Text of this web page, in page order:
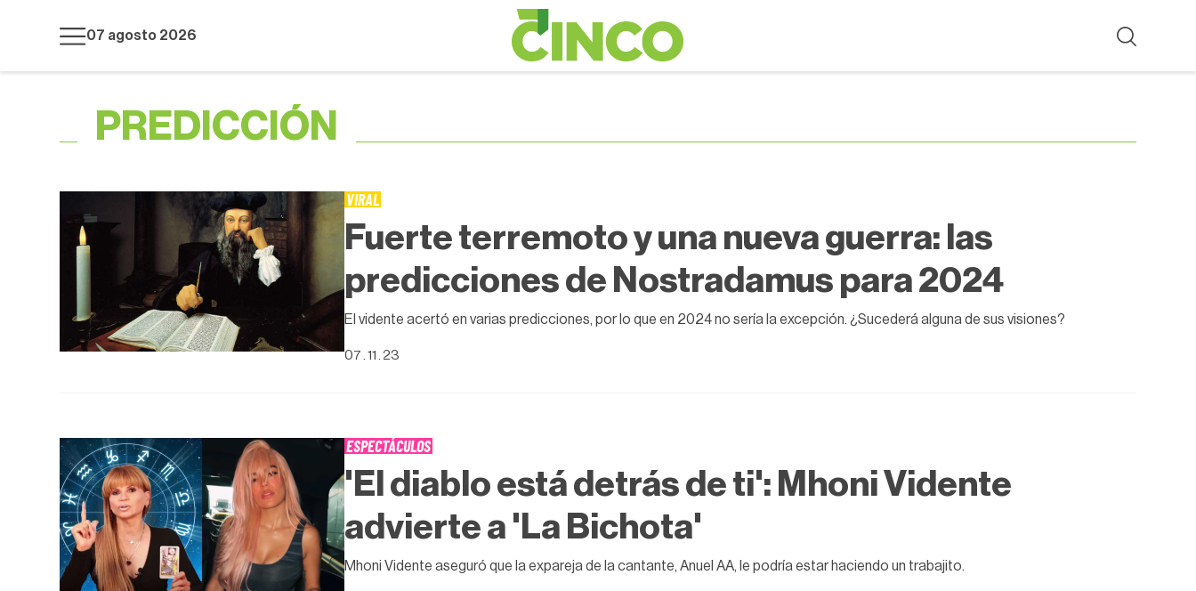
07 agosto 2026
PREDICCIÓN
VIRAL
Fuerte terremoto y una nueva guerra: las
predicciones de Nostradamus para 2024
El vidente acertó en varias predicciones, por lo que en 2024 no sería la excepción. ¿Sucederá alguna de sus visiones?
07 . 11 . 23
ESPECTÁCULOS
'El diablo está detrás de ti': Mhoni Vidente
advierte a 'La Bichota'
Mhoni Vidente aseguró que la expareja de la cantante, Anuel AA, le podría estar haciendo un trabajito.